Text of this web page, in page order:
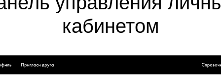
кабинетом